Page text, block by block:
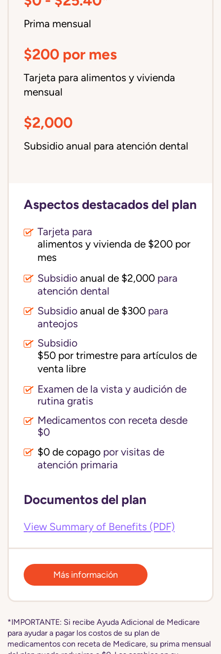
Prima mensual
$200 por mes
Tarjeta para alimentos y vivienda
mensual
$2,000
Subsidio anual para atención dental
Aspectos destacados del plan
Tarjeta para
alimentos y vivienda de $200 por
mes
Subsidio anual de $2,000 para
atención dental
Subsidio anual de $300 para
anteojos
Subsidio
$50 por trimestre para artículos de
venta libre
Examen de la vista y audición de
rutina gratis
Medicamentos con receta desde
$0
$0 de copago por visitas de
atención primaria
Documentos del plan
View Summary of Benefits (PDF)
Más información
*IMPORTANTE: Si recibe Ayuda Adicional de Medicare
para ayudar a pagar los costos de su plan de
medicamentos con receta de Medicare, su prima mensual